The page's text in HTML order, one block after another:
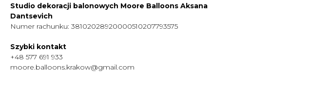
Studio dekoracji balonowych Moore Balloons Aksana
Dantsevich
Numer rachunku: 38102028920000510207793575
Szybki kontakt
+48 577 691 933
moore.balloons.krakow@gmail.com